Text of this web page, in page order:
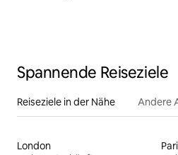
Spannende Reiseziele
Reiseziele in der Nähe Andere
London